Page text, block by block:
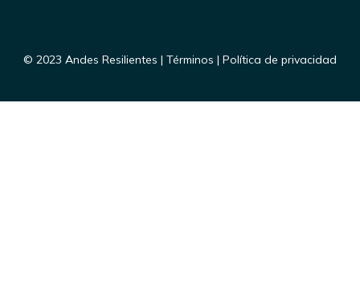
© 2023 Andes Resilientes | Términos | Política de privacidad